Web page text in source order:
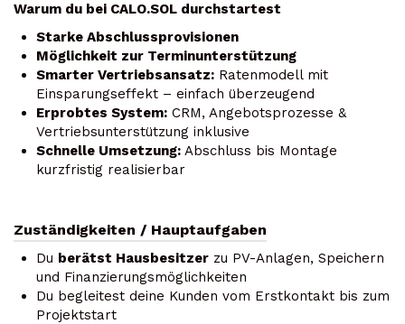
Warum du bei CALO.SOL durchstartest
Starke Abschlussprovisionen
Möglichkeit zur Terminunterstützung
Smarter Vertriebsansatz: Ratenmodell mit
Einsparungseffekt – einfach überzeugend
Erprobtes System: CRM, Angebotsprozesse &
Vertriebsunterstützung inklusive
Schnelle Umsetzung: Abschluss bis Montage
kurzfristig realisierbar
Zuständigkeiten / Hauptaufgaben
Du berätst Hausbesitzer zu PV-Anlagen, Speichern
und Finanzierungsmöglichkeiten
Du begleitest deine Kunden vom Erstkontakt bis zum
Projektstart